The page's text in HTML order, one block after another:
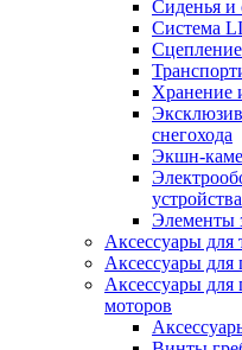
Сиденья и
Система
Хранение
снегохода
Экшн-
устройства
Элементы
Аксессуары для
Аксессуары для
Аксессуары
моторов